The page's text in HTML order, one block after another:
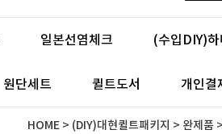
일본선염체크 (수입DIY)하
원단세트 퀼트도서 개인결
HOME > (DIY)대현퀼트패키지 > 완제품